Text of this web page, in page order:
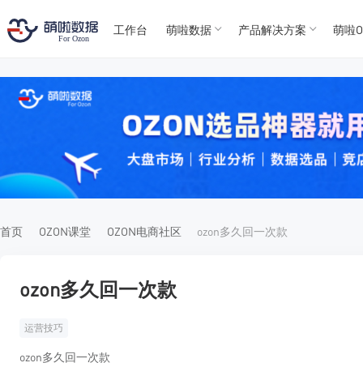
For
For
工作台 萌啦数据 产品解决方案 萌啦
首页 OZON课堂 OZON电商社区 ozon多久回一次款
ozon多久回一次款
运营技巧
ozon多久回一次款